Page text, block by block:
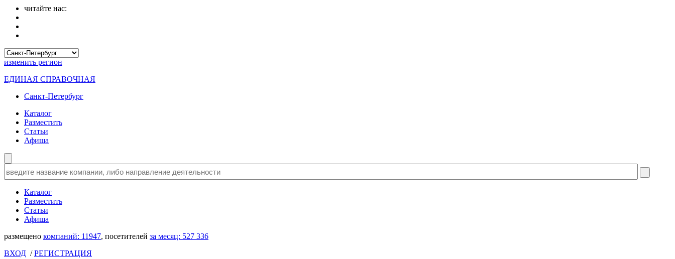
читайте нас:
изменить регион
ЕДИНАЯ СПРАВОЧНАЯ
Санкт-Петербург
Каталог
Разместить
Статьи
Афиша
Каталог
Разместить
Статьи
Афиша
размещено компаний: 11947, посетителей за месяц: 527 336
ВХОД /РЕГИСТРАЦИЯ